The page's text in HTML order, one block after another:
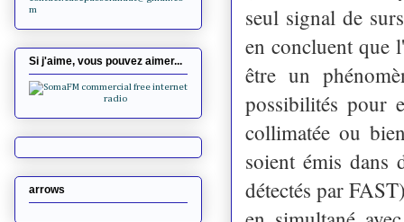
seul signal de
en concluent que
être un
possibilités pour
collimatée ou
soient émis dans
détectés par
m
Si j'aime, vous pouvez aimer...
arrows